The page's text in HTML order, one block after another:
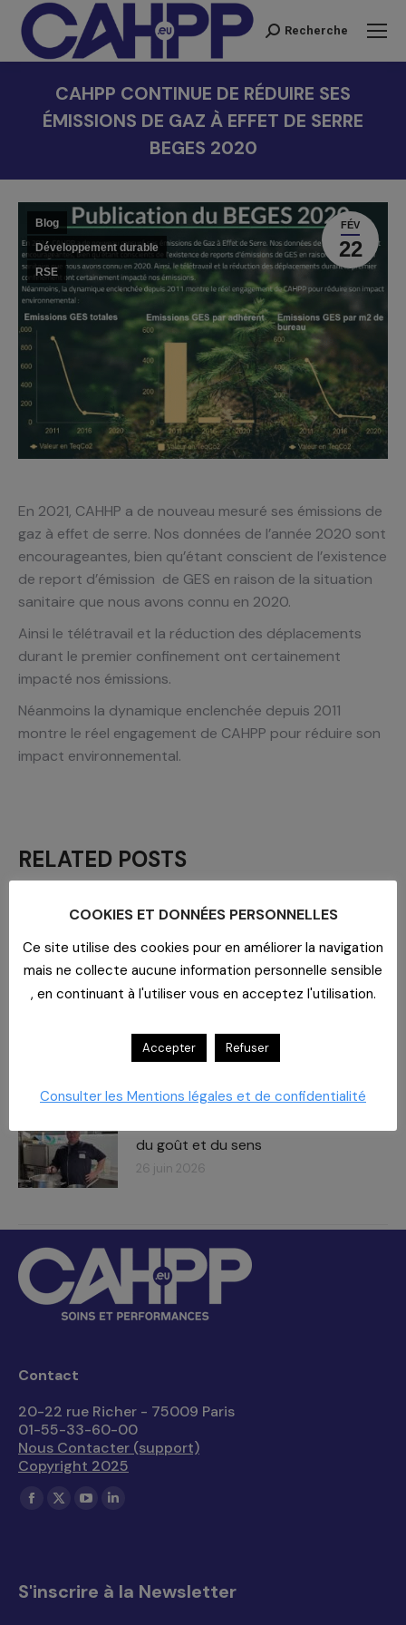
Recherche
Recherche
CAHPP CONTINUE DE RÉDUIRE SES
ÉMISSIONS DE GAZ À EFFET DE SERRE
BEGES 2020
FÉV
22
Blog
Développement durable
RSE
En 2021, CAHHP a de nouveau mesuré ses émissions de
gaz à effet de serre. Nos données de l’année 2020 sont
encourageantes, bien qu’étant conscient de l’existence
de report d’émission de GES en raison de la situation
sanitaire que nous avons connu en 2020.
Ainsi le télétravail et la réduction des déplacements
durant le premier confinement ont certainement
impacté nos émissions.
Néanmoins la dynamique enclenchée depuis 2011
montre le réel engagement de CAHPP pour réduire son
impact environnemental.
RELATED POSTS
Journée des Partenaires
Le
8 juillet 2026
chiffres – des impacts​
2 juillet 2026
du goût et du sens
26 juin 2026
Contact
20-22 rue Richer - 75009 Paris
01-55-33-60-00
Nous Contacter (support)
Copyright 2025
Trouvez nous sur :
La
dans
La
dans
La
dans
La
dans
S'inscrire à la Newsletter
COOKIES ET DONNÉES PERSONNELLES
Ce site utilise des cookies pour en améliorer la navigation
mais ne collecte aucune information personnelle sensible
, en continuant à l'utiliser vous en acceptez l'utilisation.
Accepter Refuser
Consulter les Mentions légales et de confidentialité